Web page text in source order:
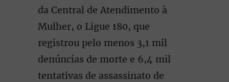
da Central de Atendimento à
Mulher, o Ligue 180, que
registrou pelo menos 3,1 mil
denúncias de morte e 6,4 mil
tentativas de assassinato de